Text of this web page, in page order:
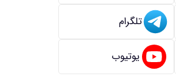
تلگرام
یوتیوب